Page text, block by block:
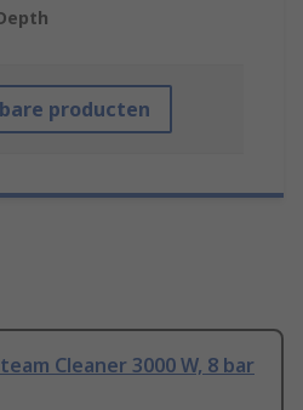
producten
Cleaner 3000 W, 8 bar